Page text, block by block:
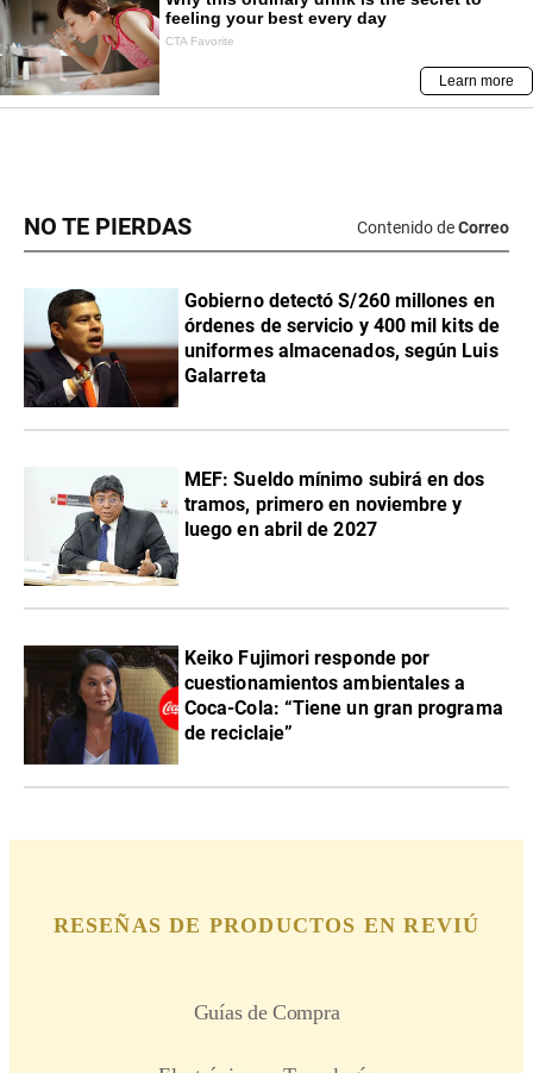
NO TE PIERDAS Contenido deCorreo
Gobierno detectó S/260 millones en
órdenes de servicio y 400 mil kits de
uniformes almacenados, según Luis
Galarreta
MEF: Sueldo mínimo subirá en dos
tramos, primero en noviembre y
luego en abril de 2027
Keiko Fujimori responde por
cuestionamientos ambientales a
Coca-Cola: “Tiene un gran programa
de reciclaje”